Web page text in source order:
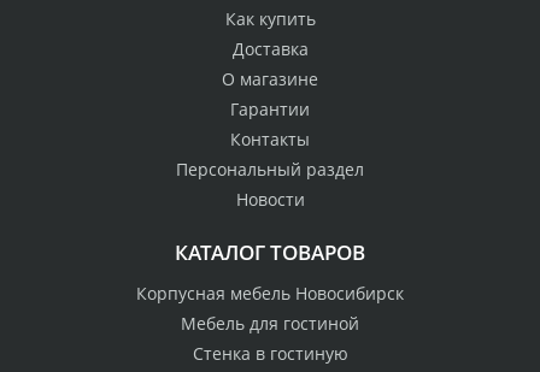
Как купить
Доставка
О магазине
Гарантии
Контакты
Персональный раздел
Новости
КАТАЛОГ ТОВАРОВ
Корпусная мебель Новосибирск
Мебель для гостиной
Стенка в гостиную